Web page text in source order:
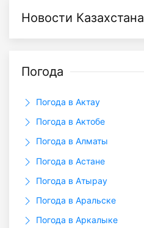
Новости Казахстана
Погода
Погода в Актау
Погода в Актобе
Погода в Алматы
Погода в Астане
Погода в Атырау
Погода в Аральске
Погода в Аркалыкe